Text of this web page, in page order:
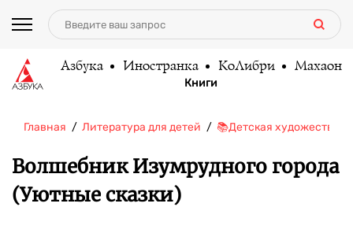
Азбука Иностранка КоЛибри Махаон
Книги
Главная Литература для детей 📚Детская
Волшебник Изумрудного города
(Уютные сказки)